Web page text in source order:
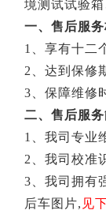
境测试试验
一、售后服
1、享有十二
2、达到保修
3、保障维修
二、售后服务
1、我司专业
2、我司校准
3、我司拥有
后车图片, 见